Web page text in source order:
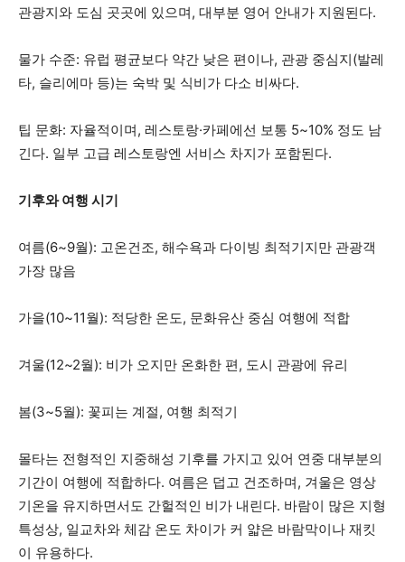
관광지와 도심 곳곳에 있으며, 대부분 영어 안내가 지원된다.
물가 수준: 유럽 평균보다 약간 낮은 편이나, 관광 중심지(발레
타, 슬리에마 등)는 숙박 및 식비가 다소 비싸다.
팁 문화: 자율적이며, 레스토랑·카페에선 보통 5~10% 정도 남
긴다. 일부 고급 레스토랑엔 서비스 차지가 포함된다.
기후와 여행 시기
여름(6~9월): 고온건조, 해수욕과 다이빙 최적기지만 관광객
가장 많음
가을(10~11월): 적당한 온도, 문화유산 중심 여행에 적합
겨울(12~2월): 비가 오지만 온화한 편, 도시 관광에 유리
봄(3~5월): 꽃피는 계절, 여행 최적기
몰타는 전형적인 지중해성 기후를 가지고 있어 연중 대부분의
기간이 여행에 적합하다. 여름은 덥고 건조하며, 겨울은 영상
기온을 유지하면서도 간헐적인 비가 내린다. 바람이 많은 지형
특성상, 일교차와 체감 온도 차이가 커 얇은 바람막이나 재킷
이 유용하다.